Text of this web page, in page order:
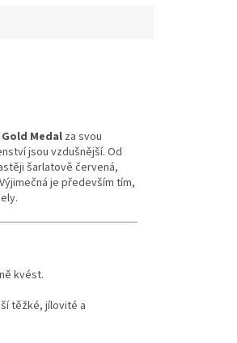
Medalza svou
jsou vzdušnější. Od
šarlatově červená,
je především tím,
kvést.
těžké, jílovité a